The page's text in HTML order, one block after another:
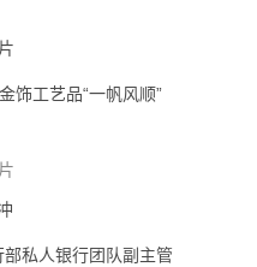
饰工艺品“一帆风顺”
私人银行团队副主管